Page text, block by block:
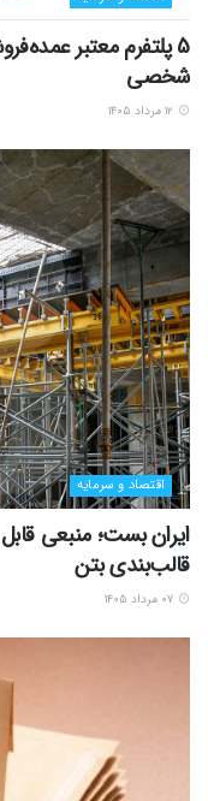
5 پلتفرم معتبر
شخصی
اقتصاد و سرمایه
ایران بست؛ منبعی
قالب‌بندی بتن